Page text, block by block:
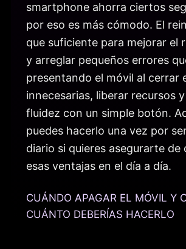
smartphone ahorra ciertos
por eso es más cómodo. El
que suficiente para mejorar el
y arreglar pequeños errores
presentando el móvil al cerrar
innecesarias, liberar recursos
fluidez con un simple botón.
puedes hacerlo una vez por
diario si quieres asegurarte de
esas ventajas en el día a día.
CUÁNDO APAGAR EL MÓVIL Y
CUÁNTO DEBERÍAS HACERLO